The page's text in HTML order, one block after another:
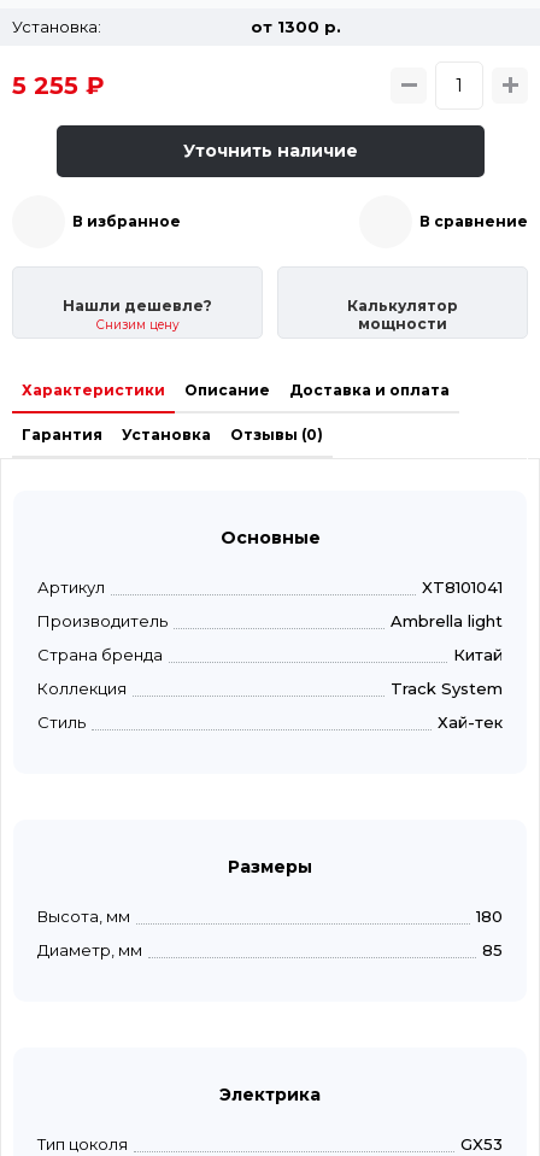
Установка:
от 1300 p.
5 255 ₽
Уточнить наличие
В избранное В сравнение
Нашли дешевле?
Снизим цену
Калькулятор
мощности
Характеристики Описание Доставка и оплата
Гарантия Установка Отзывы (0)
Основные
Артикул
XT8101041
Производитель
Ambrella light
Страна бренда
Китай
Коллекция
Track System
Стиль
Хай-тек
Размеры
Высота, мм
180
Диаметр, мм
85
Электрика
Тип цоколя
GX53